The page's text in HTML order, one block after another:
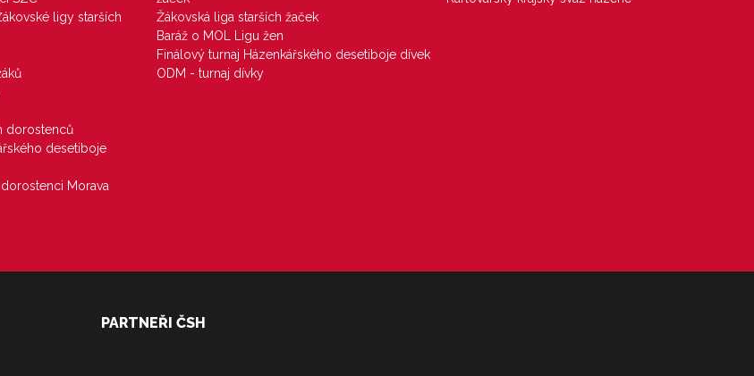
ligy starších
dorostenců
desetiboje
Morava
Žákovská liga starších žaček
Baráž o MOL Ligu žen
Finálový turnaj Házenkářského desetiboje dívek
ODM - turnaj dívky
PARTNEŘI ČSH